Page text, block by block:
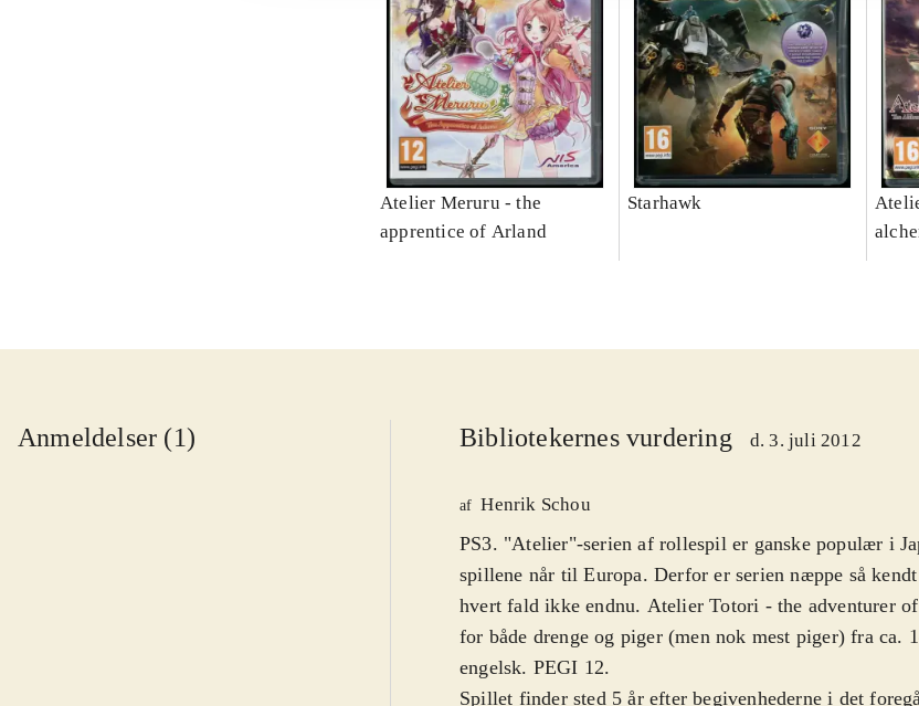
Atelier Meruru - the
apprentice of Arland
Starhawk
Anmeldelser (1) Bibliotekernes vurdering d. 3. juli 2012
af Henrik Schou
PS3. "Atelier"-serien af rollespil er ganske populær i
spillene når til Europa. Derfor er serien næppe så
hvert fald ikke endnu. Atelier Totori - the adventurer
for både drenge og piger (men nok mest piger) fra ca.
engelsk. PEGI 12.
Spillet finder sted 5 år efter begivenhederne i det